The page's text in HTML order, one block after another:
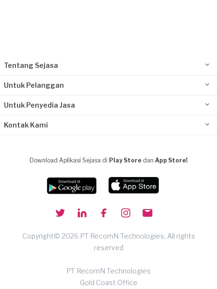
Kurang dari Rp1.000.000
Tentang Sejasa
Untuk Pelanggan
Untuk Penyedia Jasa
Kontak Kami
Download Aplikasi Sejasa di Play Store dan App Store!
Copyright© 2026 PT RecomN Technologies, All rights
reserved
PT RecomN Technologies
Gold Coast Office